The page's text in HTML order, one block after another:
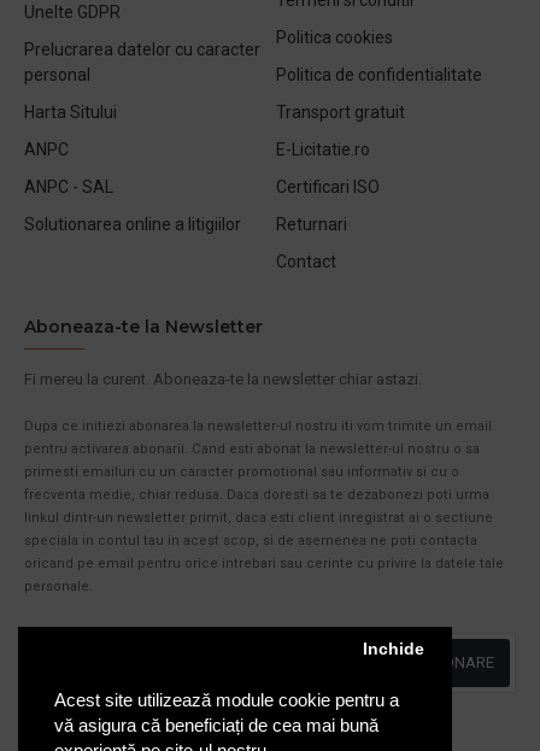
Acest site utilizează module cookie pentru a
vă asigura că beneficiați de cea mai bună
Inchide
Unelte GDPR
Prelucrarea datelor cu caracter
personal
Harta Sitului
ANPC
ANPC - SAL
Solutionarea online a litigiilor
Politica cookies
Politica de confidentialitate
Transport gratuit
E-Licitatie.ro
Certificari ISO
Returnari
Contact
Aboneaza-te la Newsletter
Fi mereu la curent. Aboneaza-te la newsletter chiar astazi.
Dupa ce initiezi abonarea la newsletter-ul nostru iti vom trimite un email
pentru activarea abonarii. Cand esti abonat la newsletter-ul nostru o sa
primesti emailuri cu un caracter promotional sau informativ si cu o
frecventa medie, chiar redusa. Daca doresti sa te dezabonezi poti urma
linkul dintr-un newsletter primit, daca esti client inregistrat ai o sectiune
speciala in contul tau in acest scop, si de asemenea ne poti contacta
oricand pe email pentru orice intrebari sau cerinte cu privire la datele tale
personale.
ABONARE
Am citit şi sunt de acord cu Politica de Confidentialitate